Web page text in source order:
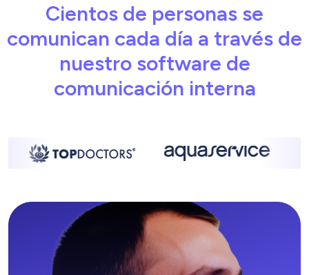
Cientos de personas se
comunican cada día a través de
nuestro software de
comunicación interna